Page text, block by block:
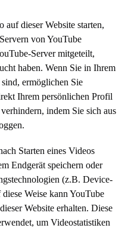
auf dieser Website starten,
von YouTube
Server mitgeteilt,
haben. Wenn Sie in Ihrem
ermöglichen Sie
Ihrem persönlichen Profil
indem Sie sich aus
Starten eines Videos
Endgerät speichern oder
(z.B. Device-
Weise kann YouTube
Website erhalten. Diese
um Videostatistiken